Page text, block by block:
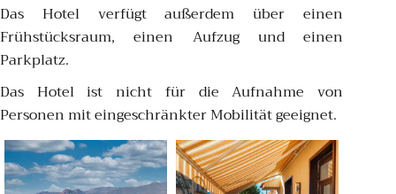
Das Hotel verfügt außerdem über einen
Frühstücksraum, einen Aufzug und einen
Parkplatz.
Das Hotel ist nicht für die Aufnahme von
Personen mit eingeschränkter Mobilität geeignet.